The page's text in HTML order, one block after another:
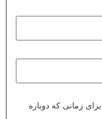
زمانی که دوباره